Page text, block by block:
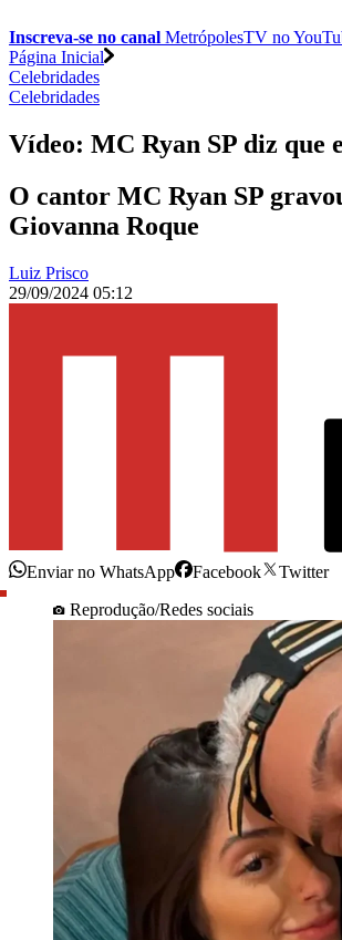
Inscreva-se no canal MetrópolesTV no
Página Inicial
Celebridades
Celebridades
Vídeo: MC Ryan SP diz que
O cantor MC Ryan SP
Giovanna Roque
Luiz Prisco
29/09/2024 05:12
Enviar no WhatsApp Facebook
Twitter
Reprodução/Redes sociais